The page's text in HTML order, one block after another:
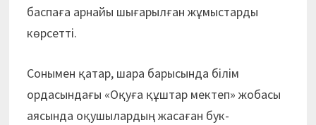
баспаға арнайы шығарылған жұмыстарды
көрсетті.
Сонымен қатар, шара барысында білім
ордасындағы «Оқуға құштар мектеп» жобасы
аясында оқушылардың жасаған бук-